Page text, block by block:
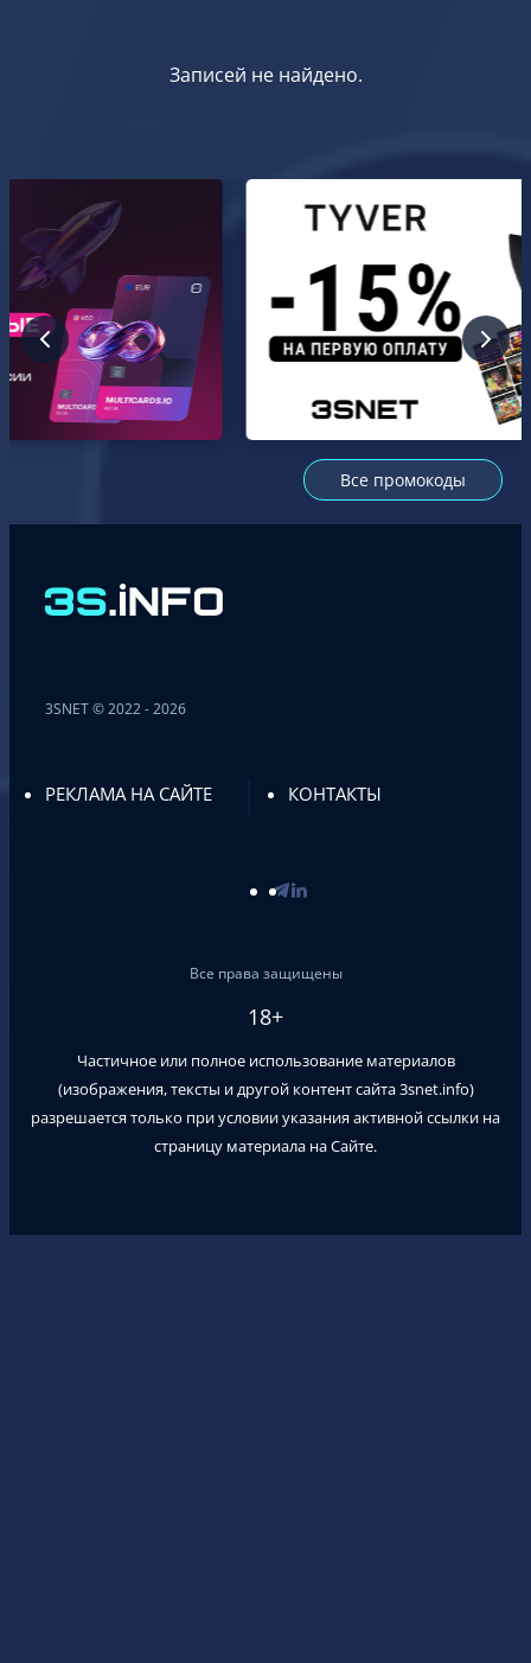
Записей не найдено.
Все промокоды
3SNET © 2022 - 2026
РЕКЛАМА НА САЙТЕ КОНТАКТЫ
Все права защищены
18+
Частичное или полное использование материалов
(изображения, тексты и другой контент сайта3snet.info)
разрешается только при условии указания активной ссылки на
страницу материала на Сайте.